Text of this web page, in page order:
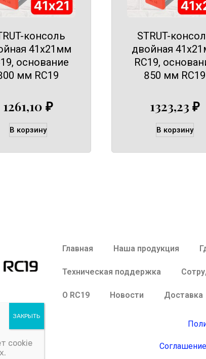
консоль
41х21мм
основание
мм RC19
1261,10 ₽
В корзину
STRUT-
двойная
RC19,
850 мм RC19
1323,23 ₽
В корзину
Главная Наша продукция
Техническая поддержка
О RC19 Новости Доставка
cookie